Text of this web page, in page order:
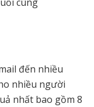
đến nhiều
nhiều người
nhất bao gồm 8